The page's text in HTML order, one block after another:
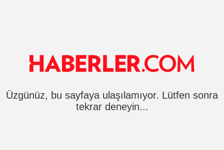
Üzgünüz, bu sayfaya ulaşılamıyor. Lütfen sonra
tekrar deneyin...